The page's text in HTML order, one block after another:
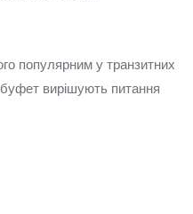
популярним у транзитних
буфет вирішують питання